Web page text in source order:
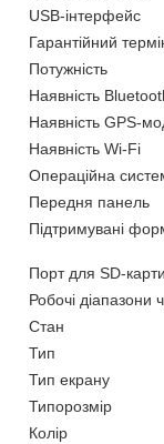
USB-інтерфейс
Гарантійний
Потужність
Наявність
Наявність GPS-
Наявність Wi-Fi
Операційна
Передня панель
Підтримувані
Порт для SD-карти
Робочі діапазони
Стан
Тип
Тип екрану
Типорозмір
Колір